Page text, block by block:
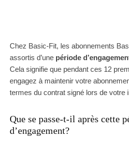
Chez Basic-Fit, les abonnements
assortis d’une période
Cela signifie que pendant ces 12
engagez à maintenir votre
termes du contrat signé lors de votre
Que se passe-t-il après cette
d’engagement?